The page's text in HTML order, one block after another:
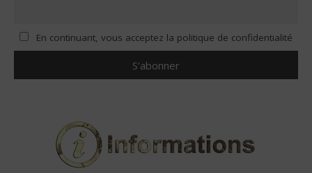
En continuant, vous acceptez la politique de confidentialité